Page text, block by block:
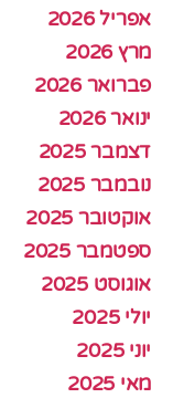
אפריל 2026
מרץ 2026
פברואר 2026
ינואר 2026
דצמבר 2025
נובמבר 2025
אוקטובר 2025
ספטמבר 2025
אוגוסט 2025
יולי 2025
יוני 2025
מאי 2025